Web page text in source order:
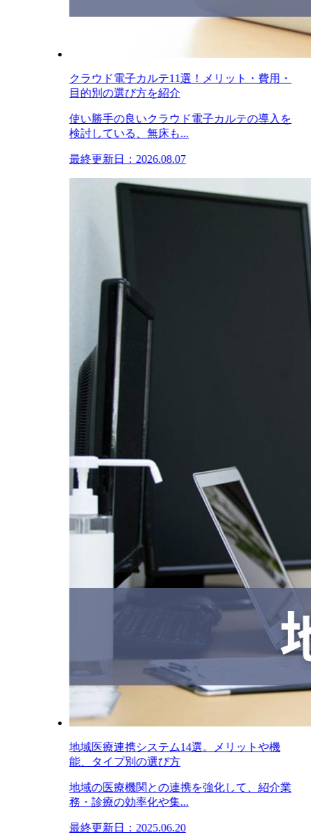
クラウド電子カルテ11選！メリット・費用・
目的別の選び方を紹介
使い勝手の良いクラウド電子カルテの導入を
検討している、無床も...
最終更新日：2026.08.07
地域医療連携システム14選。メリットや機
能、タイプ別の選び方
地域の医療機関との連携を強化して、紹介業
務・診療の効率化や集...
最終更新日：2025.06.20